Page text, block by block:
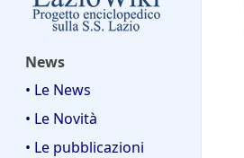
News
• Le News
• Le Novità
• Le pubblicazioni